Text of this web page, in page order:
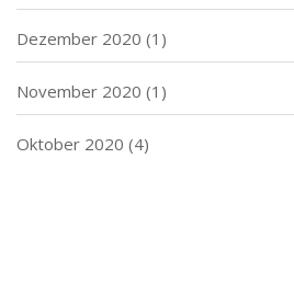
Dezember 2020 (1)
November 2020 (1)
Oktober 2020 (4)